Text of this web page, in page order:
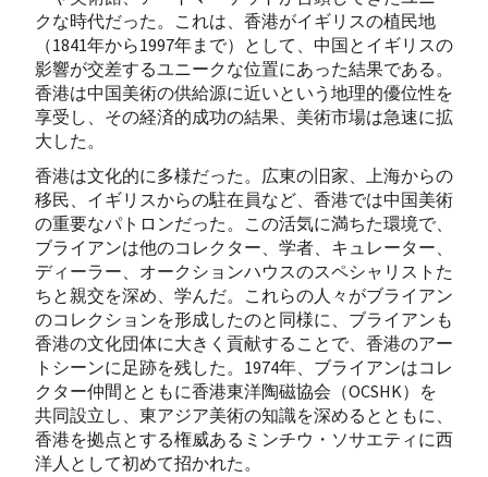
クな時代だった。これは、香港がイギリスの植民地
（1841年から1997年まで）として、中国とイギリスの
影響が交差するユニークな位置にあった結果である。
香港は中国美術の供給源に近いという地理的優位性を
享受し、その経済的成功の結果、美術市場は急速に拡
大した。
香港は文化的に多様だった。広東の旧家、上海からの
移民、イギリスからの駐在員など、香港では中国美術
の重要なパトロンだった。この活気に満ちた環境で、
ブライアンは他のコレクター、学者、キュレーター、
ディーラー、オークションハウスのスペシャリストた
ちと親交を深め、学んだ。これらの人々がブライアン
のコレクションを形成したのと同様に、ブライアンも
香港の文化団体に大きく貢献することで、香港のアー
トシーンに足跡を残した。1974年、ブライアンはコレ
クター仲間とともに香港東洋陶磁協会（OCSHK）を
共同設立し、東アジア美術の知識を深めるとともに、
香港を拠点とする権威あるミンチウ・ソサエティに西
洋人として初めて招かれた。